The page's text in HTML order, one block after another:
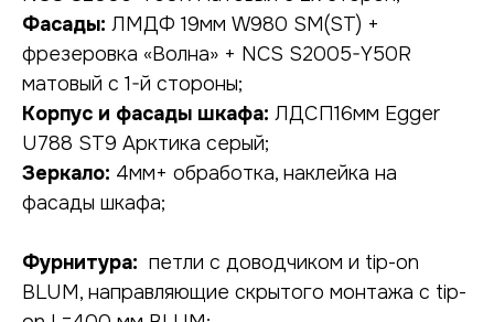
Фасады: ЛМДФ 19мм W980 SM(ST) +
фрезеровка «Волна» + NCS S2005-Y50R
матовый с 1-й стороны;
Корпус и фасады шкафа: ЛДСП16мм Egger
U788 ST9 Арктика серый;
Зеркало: 4мм+ обработка, наклейка на
фасады шкафа;
Фурнитура: петли с доводчиком и tip-оn
BLUM, направляющие скрытого монтажа с tip-
НУЖНА КОНСУЛЬТАЦИЯ?
оставьте заявку, наши специалисты
свяжутся с вами в ближайшее время